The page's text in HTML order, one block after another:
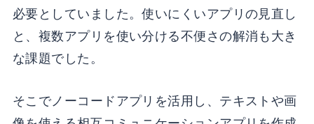
必要としていました。使いにくいアプリの見直し
と、複数アプリを使い分ける不便さの解消も大き
な課題でした。
そこでノーコードアプリを活用し、テキストや画